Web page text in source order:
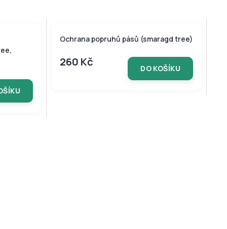
Ochrana popruhů pásů (smaragd tree)
260 Kč DO KOŠÍKU